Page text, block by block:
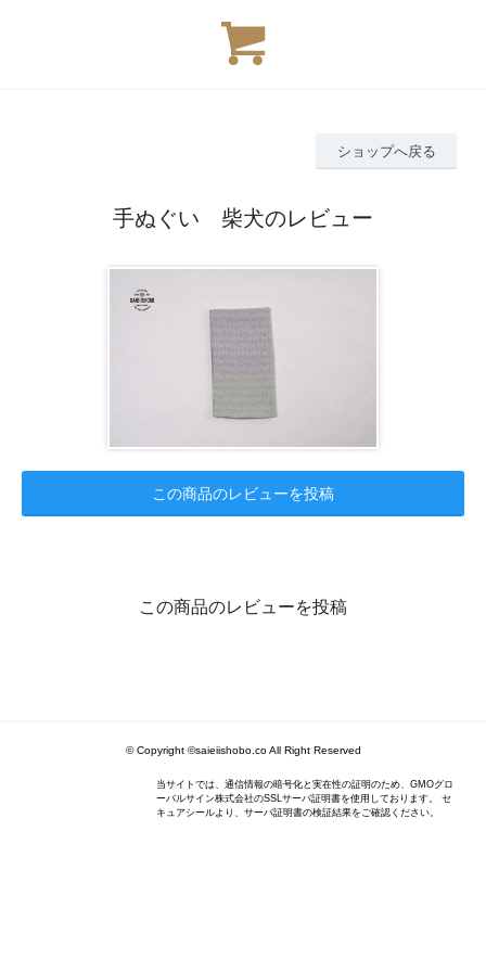
ショップへ戻る
手ぬぐい 柴犬のレビュー
この商品のレビューを投稿
この商品のレビューを投稿
© Copyright ©saieiishobo.co All Right Reserved
当サイトでは、通信情報の暗号化と実在性の証明のため、GMOグロ
ーバルサイン株式会社のSSLサーバ証明書を使用しております。 セ
キュアシールより、サーバ証明書の検証結果をご確認ください。